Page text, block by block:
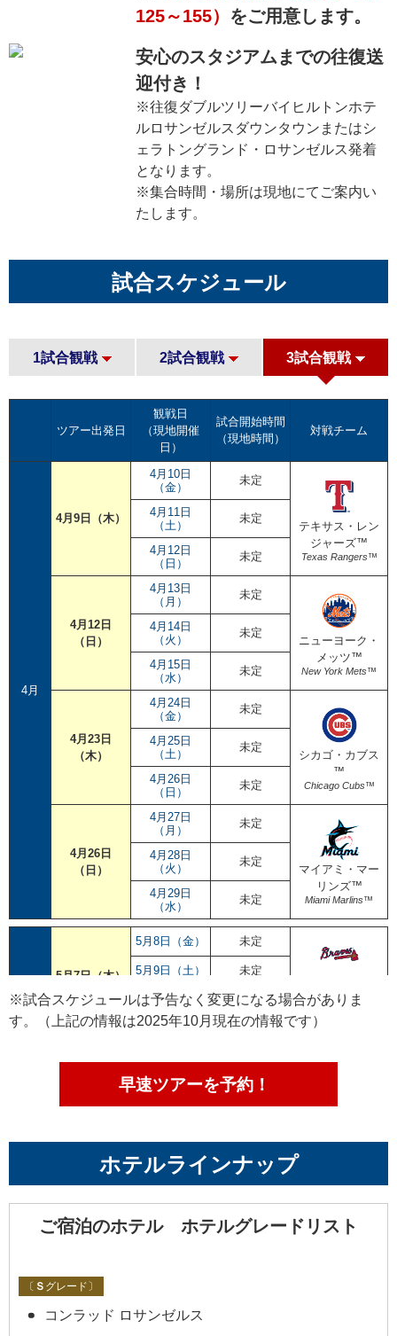
125～155）
をご用意します。
安心のスタジアムまでの往復送
迎付き！
※往復ダブルツリーバイヒルトンホテ
ルロサンゼルスダウンタウンまたはシ
ェラトングランド・ロサンゼルス発着
となります。
※集合時間・場所は現地にてご案内い
たします。
試合スケジュール
1試合観戦 2試合観戦 3試合観戦
ツアー出発日
観戦日
（現地開催
日）
試合開始時間
（現地時間）
対戦チーム
4月
4月9日（木）
4月10日
（金）
未定
テキサス・レン
ジャーズ™
Texas Rangers™
4月11日
（土）
未定
4月12日
（日）
未定
4月12日
（日）
4月13日
（月）
未定
ニューヨーク・
メッツ™
New York Mets™
4月14日
（火）
未定
4月15日
（水）
未定
4月23日
（木）
4月24日
（金）
未定
シカゴ・カブス
™
Chicago Cubs™
4月25日
（土）
未定
4月26日
（日）
未定
4月26日
（日）
4月27日
（月）
未定
マイアミ・マー
リンズ™
Miami Marlins™
4月28日
（火）
未定
4月29日
（水）
未定
5月7日（木）
5月8日（金） 未定
レーブス™
Atlanta Braves™
5月9日（土） 未定
5月10日
（日）
未定
Giants™
5月12日
（火）
未定
5月24日
（日）
5月25日
（月）
未定
コロラド・ロッ
キーズ™
5月26日
未定
5月28日
5月30日
※試合スケジュールは予告なく変更になる場合がありま
す。（上記の情報は2025年10月現在の情報です）
早速ツアーを予約！
ホテルラインナップ
ご宿泊のホテル ホテルグレードリスト
〔 Ｓ グレード〕
コンラッド ロサンゼルス